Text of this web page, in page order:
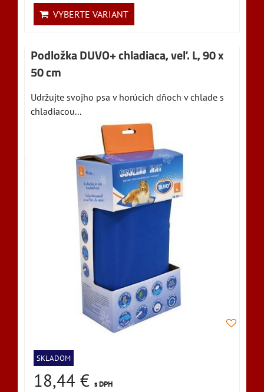
VYBERTE VARIANT
Podložka DUVO+ chladiaca, veľ. L, 90 x
50 cm
Udržujte svojho psa v horúcich dňoch v chlade s
chladiacou...
SKLADOM
18,44 € s DPH